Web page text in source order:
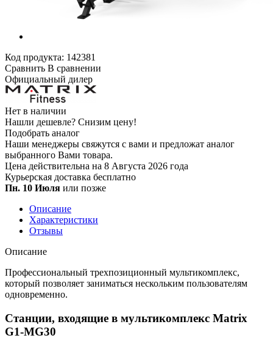
Код продукта: 142381
Сравнить В сравнении
Официальный дилер
Нет в наличии
Нашли дешевле? Снизим цену!
Подобрать аналог
Наши менеджеры свяжутся с вами и предложат аналог
выбранного Вами товара.
Цена действительна на 8 Августа 2026 года
Курьерская доставка бесплатно
Пн. 10 Июля или позже
Описание
Характеристики
Отзывы
Описание
Профессиональный трехпозиционный мультикомплекс,
который позволяет заниматься нескольким пользователям
одновременно.
Станции, входящие в мультикомплекс Matrix
G1-MG30